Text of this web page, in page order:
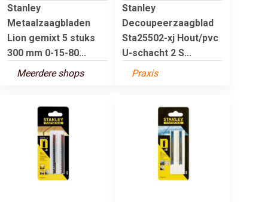
Stanley
Metaalzaagbladen
Lion gemixt 5 stuks
300 mm 0-15-80...
Meerdere shops
Stanley
Decoupeerzaagblad
Sta25502-xj Hout/pvc
U-schacht 2 S...
Praxis